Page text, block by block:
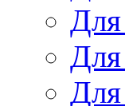
Для
Для
Для